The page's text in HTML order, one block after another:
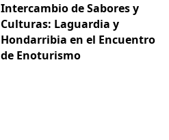
Intercambio de Sabores y
Culturas: Laguardia y
Hondarribia en el Encuentro
de Enoturismo